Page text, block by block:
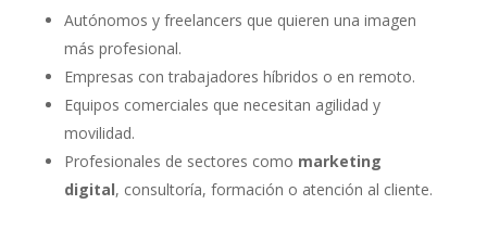
Autónomos y freelancers que quieren una imagen
más profesional.
Empresas con trabajadores híbridos o en remoto.
Equipos comerciales que necesitan agilidad y
movilidad.
Profesionales de sectores como marketing
digital, consultoría, formación o atención al cliente.